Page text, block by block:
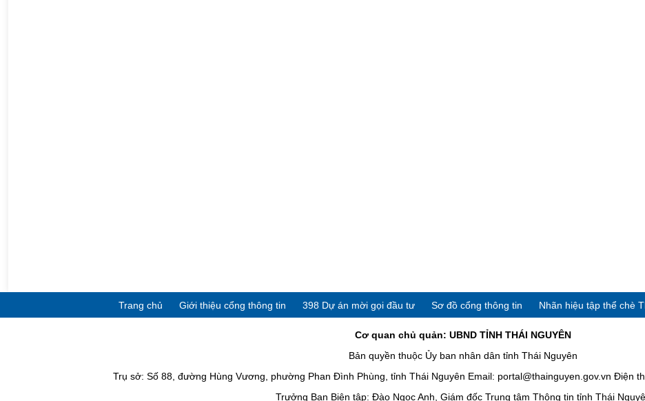
Trang chủ Giới thiệu cổng thông tin 398 Dự án mời gọi đầu tư Sơ đồ cổng thông tin Nhãn hiệu tập thể chè
Cơ quan chủ quản: UBND TỈNH THÁI NGUYÊN
Bản quyền thuộc Ủy ban nhân dân tỉnh Thái Nguyên
Trụ sở: Số 88, đường Hùng Vương, phường Phan Đình Phùng, tỉnh Thái Nguyên Email: portal@thainguyen.gov.vn Điện
Trưởng Ban Biên tập: Đào Ngọc Anh, Giám đốc Trung tâm Thông tin tỉnh Thái